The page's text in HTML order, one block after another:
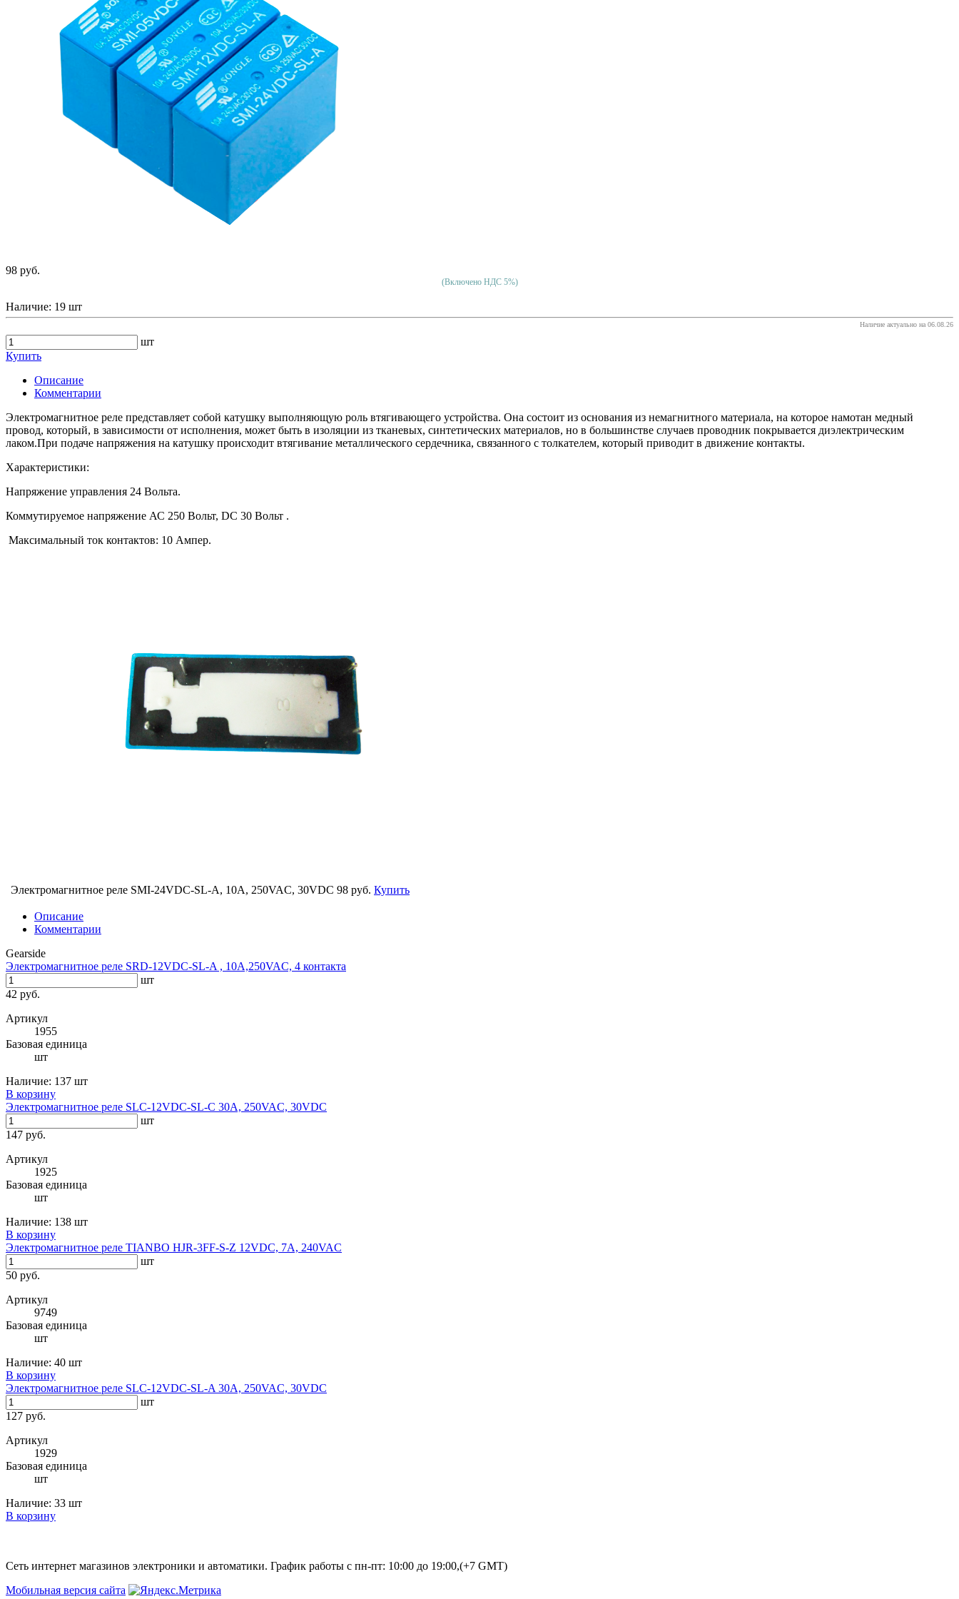
98 руб.
(Включено НДС 5%)
Наличие: 19 шт
Наличие актуально на 06.08.26
шт
Купить
Описание
Комментарии
Электромагнитное реле представляет собой катушку выполняющую роль втягивающего устройства. Она состоит из основания из немагнитного материала, на которое намотан медный
провод, который, в зависимости от исполнения, может быть в изоляции из тканевых, синтетических материалов, но в большинстве случаев проводник покрывается диэлектрическим
лаком.При подаче напряжения на катушку происходит втягивание металлического сердечника, связанного с толкателем, который приводит в движение контакты.
Характеристики:
Напряжение управления 24 Вольтa.
Коммутируемое напряжение АС 250 Вольт, DC 30 Вольт .
Максимальный ток контактов: 10 Ампер.
Электромагнитное реле SMI-24VDC-SL-A, 10A, 250VAC, 30VDC 98 руб. Купить
Описание
Комментарии
Gearside
Электромагнитное реле SRD-12VDC-SL-A , 10A,250VAC, 4 контакта
шт
42 руб.
Артикул
1955
Базовая единица
шт
Наличие: 137 шт
В корзину
Электромагнитное реле SLC-12VDC-SL-C 30A, 250VAC, 30VDC
шт
147 руб.
Артикул
1925
Базовая единица
шт
Наличие: 138 шт
В корзину
Электромагнитное реле TIANBO HJR-3FF-S-Z 12VDC, 7A, 240VAC
шт
50 руб.
Артикул
9749
Базовая единица
шт
Наличие: 40 шт
В корзину
Электромагнитное реле SLC-12VDC-SL-A 30A, 250VAC, 30VDC
шт
127 руб.
Артикул
1929
Базовая единица
шт
Наличие: 33 шт
В корзину
Сеть интернет магазинов электроники и автоматики. График работы с пн-пт: 10:00 до 19:00,(+7 GMT)
Мобильная версия сайта